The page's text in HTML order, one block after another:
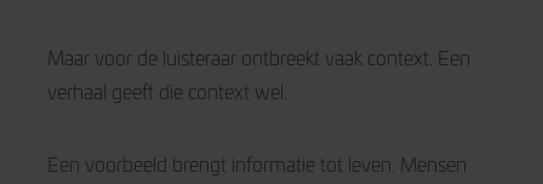
Maar voor de luisteraar ontbreekt vaak context. Een
verhaal geeft die context wel.
Een voorbeeld brengt informatie tot leven. Mensen